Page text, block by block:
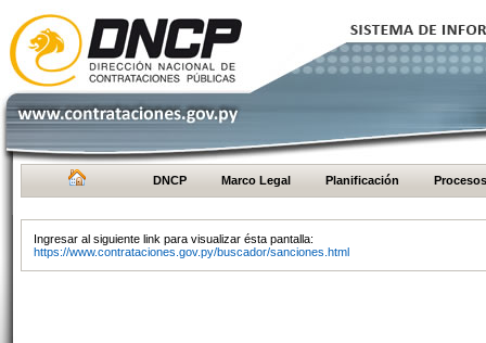
DNCP Marco Legal Planificación Procesos
Ingresar al siguiente link para visualizar ésta pantalla:
https://www.contrataciones.gov.py/buscador/sanciones.html